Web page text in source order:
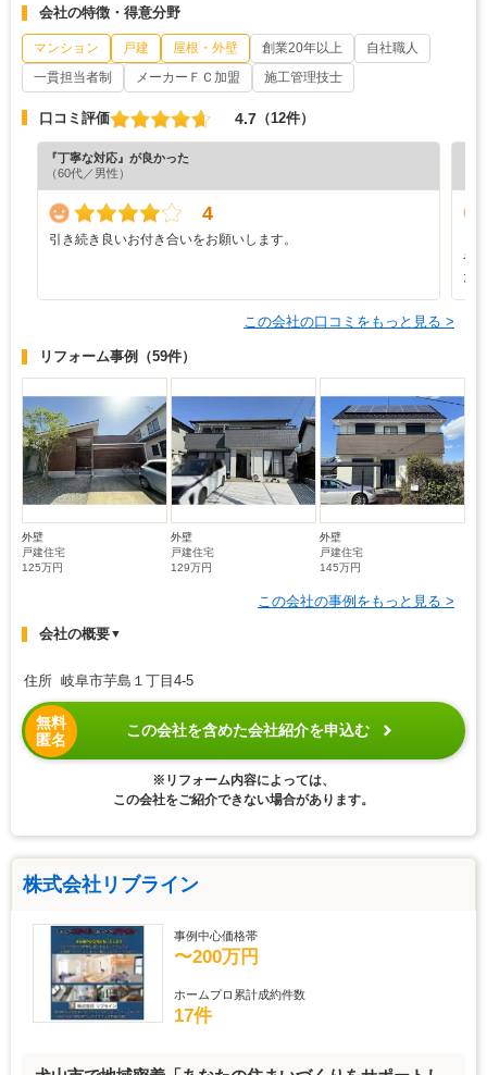
会社の特徴・得意分野
マンション 戸建 屋根・外壁 創業20年以上
自社職人
一貫担当者制
メーカーＦＣ加盟 施工管理技士
口コミ評価 4.7 （12件）
『丁寧な対応』が良かった
（60代／男性）
4
引き続き良いお付き合いをお願いします。
や
た
この会社の口コミをもっと見る >
リフォーム事例 （59件）
外壁
戸建住宅
125万円
外壁
戸建住宅
129万円
外壁
戸建住宅
145万円
この会社の事例をもっと見る >
会社の概要▼
住所 岐阜市芋島１丁目4-5
無料
匿名
この会社を含めた会社紹介を申込む
※リフォーム内容によっては、
この会社をご紹介できない場合があります。
株式会社リブライン
事例中心価格帯
〜200万円
ホームプロ累計成約件数
17件